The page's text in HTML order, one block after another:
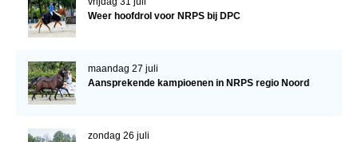
Veulenregistratie
Zoek een NRPS paard
Weer hoofdrol voor NRPS bij DPC
maandag 27 juli
Aansprekende kampioenen in NRPS regio Noord
zondag 26 juli